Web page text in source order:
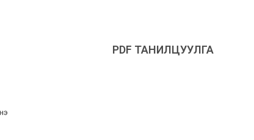
PDF ТАНИЛЦУУЛГА